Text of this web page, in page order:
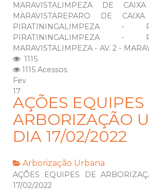
MARAVISTALIMPEZA DE
MARAVISTAREPARO DE
MARAVISTALIMPEZA - AV. 2 -
1115
1115 Acessos
Fev
17
AÇÕES EQUIPES
ARBORIZAÇÃO
DIA 17/02/2022
Arborização Urbana
AÇÕES EQUIPES DE
17/02/2022